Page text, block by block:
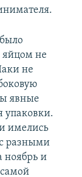
яйцом не
не
явные
упаковки.
имелись
разными
ноябрь и